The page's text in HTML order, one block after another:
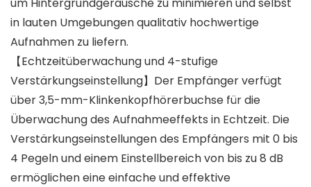
um Hintergrundgeräusche zu minimieren und selbst
in lauten Umgebungen qualitativ hochwertige
Aufnahmen zu liefern.
【Echtzeitüberwachung und 4-stufige
Verstärkungseinstellung】Der Empfänger verfügt
über 3,5-mm-Klinkenkopfhörerbuchse für die
Überwachung des Aufnahmeeffekts in Echtzeit. Die
Verstärkungseinstellungen des Empfängers mit 0 bis
4 Pegeln und einem Einstellbereich von bis zu 8 dB
ermöglichen eine einfache und effektive